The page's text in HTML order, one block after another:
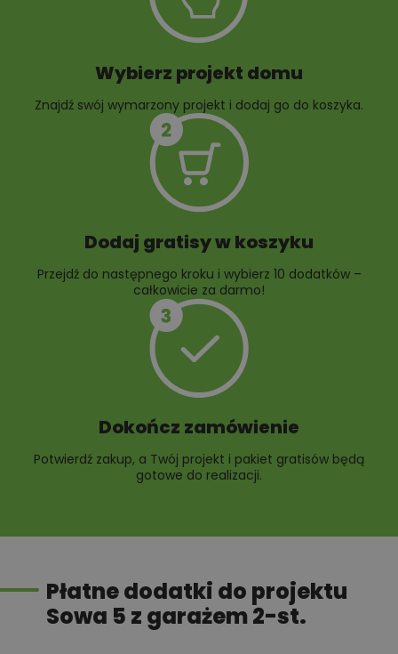
10 projektów rabat
Wybierz projekt domu
Znajdź swój wymarzony projekt i dodaj go do koszyka.
Dodaj gratisy w koszyku
Przejdź do następnego kroku i wybierz 10 dodatków –
całkowicie za darmo!
Dokończ zamówienie
Potwierdź zakup, a Twój projekt i pakiet gratisów będą
gotowe do realizacji.
Płatne dodatki do projektu
Sowa 5 z garażem 2-st.